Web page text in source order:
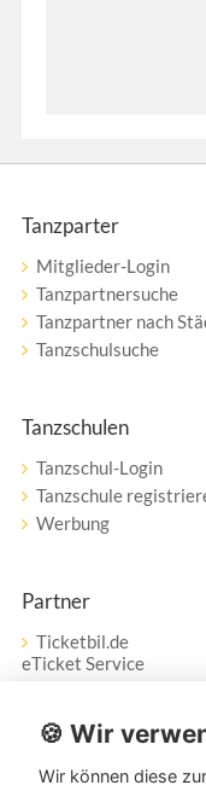
Tanzparter
Mitglieder-Login
Tanzpartnersuche
Tanzpartner nach
Tanzschulsuche
Tanzschulen
Tanzschul-Login
Tanzschule
Werbung
Partner
Ticketbil.de
eTicket Service
Vertrag widerrufen
🍪 Wir
Wir können diese